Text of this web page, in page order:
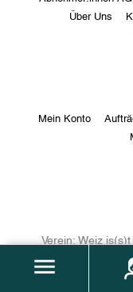
Über Uns
Mein Konto
Verein: Weiz is(s)t
regionalen